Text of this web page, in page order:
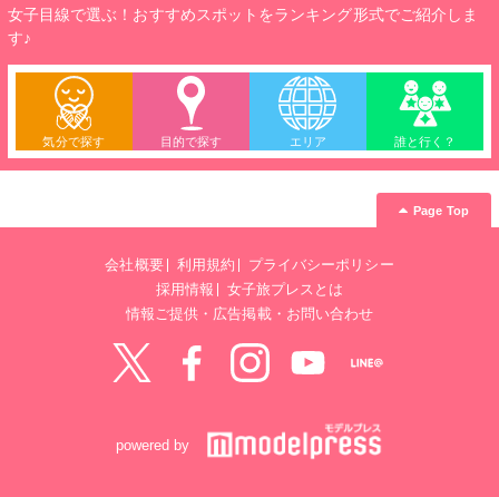
女子目線で選ぶ！おすすめスポットをランキング形式でご紹介しま
す♪
気分で探す 目的で探す エリア 誰と行く？
Page Top
会社概要 利用規約
プライバシーポリシー
採用情報
女子旅プレスとは
情報ご提供・広告掲載・お問い合わせ
powered by